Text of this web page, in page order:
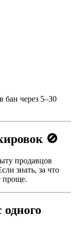
бан через 5–30
🚫
продавцов
знать, за что
проще.